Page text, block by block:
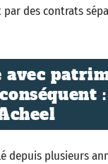
des contrats
avec
depuis plusieurs